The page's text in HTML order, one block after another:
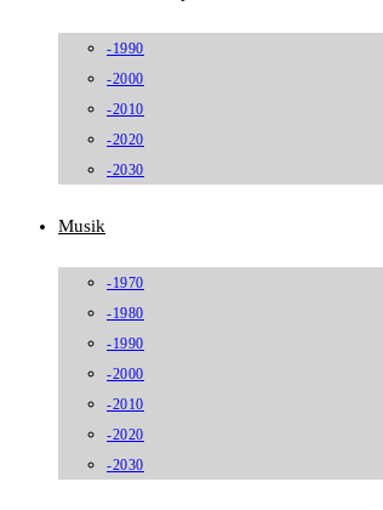
-1990
-2000
-2010
-2020
-2030
Musik
-1970
-1980
-1990
-2000
-2010
-2020
-2030